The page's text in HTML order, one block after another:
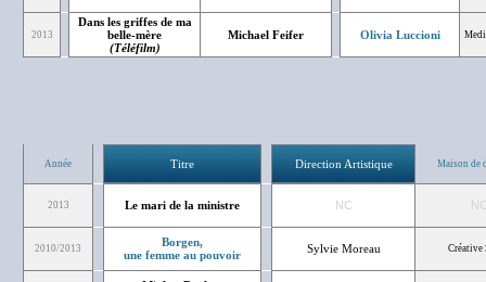
2013
Dans les griffes de ma
belle-mère
(Téléfilm)
Michael Feifer Olivia Luccioni
Année Titre Direction Artistique Maison de
2013 Le mari de la ministre NC
2010/2013
Borgen,
une femme au pouvoir
Sylvie Moreau Créative